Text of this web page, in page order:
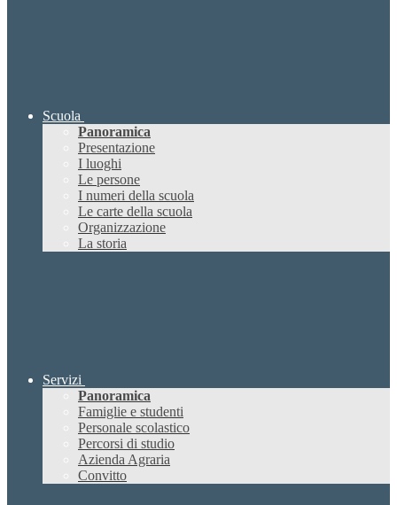
Scuola
Panoramica
Presentazione
I luoghi
Le persone
I numeri della scuola
Le carte della scuola
Organizzazione
La storia
Servizi
Panoramica
Famiglie e studenti
Personale scolastico
Percorsi di studio
Azienda Agraria
Convitto